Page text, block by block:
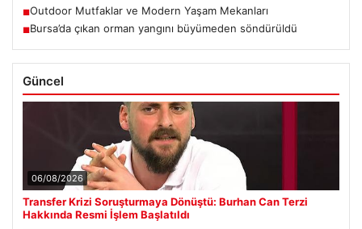
■Outdoor Mutfaklar ve Modern Yaşam Mekanları
■Bursa’da çıkan orman yangını büyümeden söndürüldü
Güncel
06/08/2026
Transfer Krizi Soruşturmaya Dönüştü: Burhan Can Terzi
Hakkında Resmi İşlem Başlatıldı